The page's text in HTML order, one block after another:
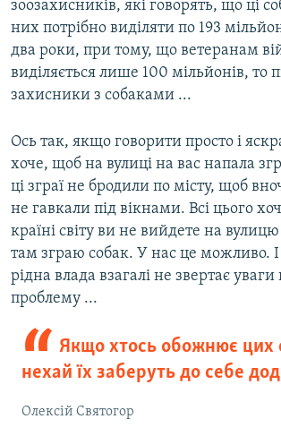
зоозахисників, які говорять, що ці
них потрібно виділяти по 193
два роки, при тому, що ветеранам
виділяється лише 100 мільйонів, то
захисники з собаками ...
Ось так, якщо говорити просто і
хоче, щоб на вулиці на вас напала
ці зграї не бродили по місту, щоб
не гавкали під вікнами. Всі цього
країні світу ви не вийдете на
там зграю собак. У нас це можливо.
рідна влада взагалі не звертає
проблему ...
Якщо хтось обожнює цих
нехай їх заберуть до себе
Олексій Святогор